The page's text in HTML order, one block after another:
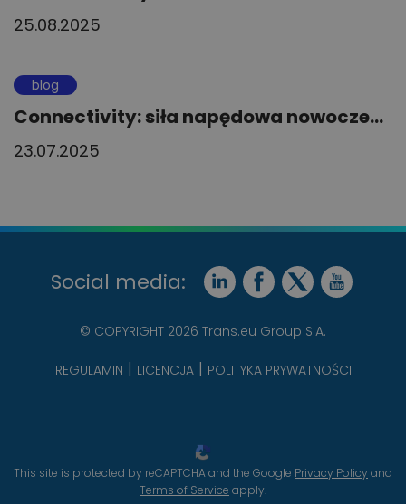
25.08.2025
blog
Connectivity: siła napędowa nowocze...
23.07.2025
Social media:
© COPYRIGHT 2026 Trans.eu Group S.A.
REGULAMIN LICENCJA POLITYKA PRYWATNOŚCI
This site is protected by reCAPTCHA and the Google Privacy Policy and
Terms of Service apply.